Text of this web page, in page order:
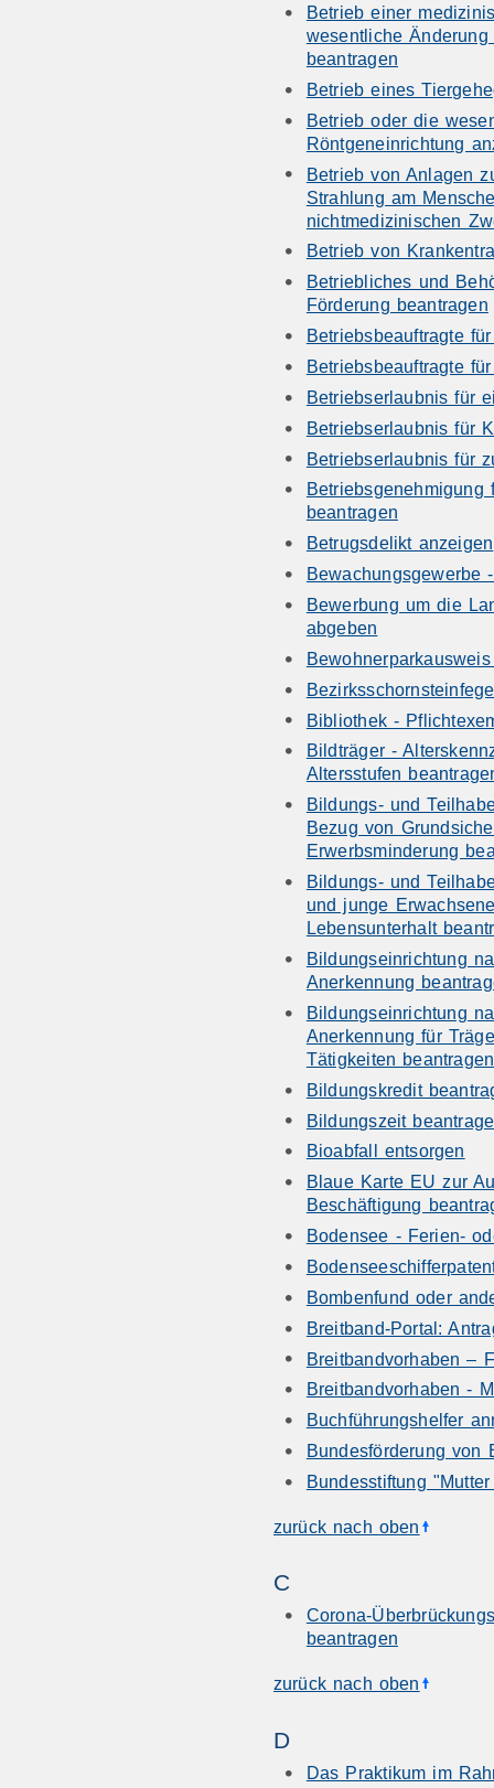
Betrieb einer
wesentliche
beantragen
Betrieb eines
Betrieb oder die
Röntgeneinrichtung
Betrieb von Anlagen
Strahlung am
nichtmedizinischen
Betrieb von
Betriebliches und
Förderung beantragen
Betriebsbeauftragte
Betriebsbeauftragte
Betriebserlaubnis für
Betriebserlaubnis für
Betriebserlaubnis für
beantragen
Betrugsdelikt anzeigen
Bewachungsgewerbe
Bewerbung um die
abgeben
Bibliothek -
Bildträger -
Altersstufen
Bildungs- und
Bezug von
Erwerbsminderung
Bildungs- und
und junge
Lebensunterhalt
Bildungseinrichtung
Anerkennung
Bildungseinrichtung
Anerkennung für
Tätigkeiten beantragen
Bildungskredit
Bildungszeit
Bioabfall entsorgen
Blaue Karte EU zur
Beschäftigung
Bodensee - Ferien-
Bombenfund oder
Breitband-Portal:
Breitbandvorhaben –
Breitbandvorhaben -
Buchführungshelfer
Bundesförderung von
Bundesstiftung
zurück nach oben
C
Corona-
beantragen
zurück nach oben
D
Das Praktikum im